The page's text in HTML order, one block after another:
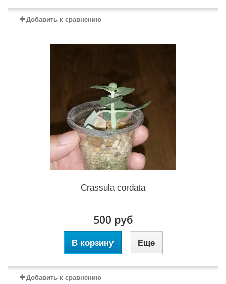
Добавить к сравнению
Crassula cordata
500 руб
В корзину Еще
Добавить к сравнению